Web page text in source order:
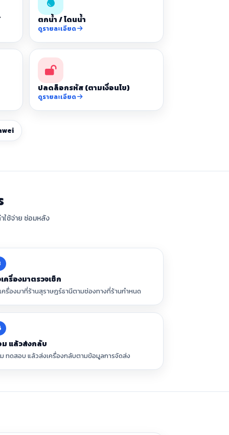
ตกน้ำ / โดนน้ำ
ดูรายละเอียด
ปลดล็อกรหัส (ตามเงื่อนไข)
ดูรายละเอียด
ใช้จ่าย ซ่อมหลัง
ครื่องมาตรวจเช็ก
ครื่องมาที่ร้านสุราษฎร์ธานีตามช่องทางที่ร้านกำหนด
แล้วส่งกลับ
ทดสอบ แล้วส่งเครื่องกลับตามข้อมูลการจัดส่ง